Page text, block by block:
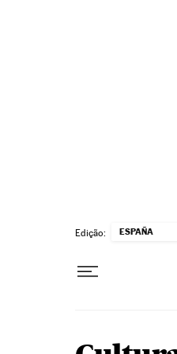
Edição: ESPAÑA